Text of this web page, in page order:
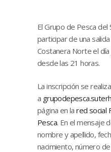
El Grupo de Pesca del
participar de una
Costanera Norte el
desde las 21 horas.
La inscripción se
a
página en lared social
Pesca. En el mensaje
nombre y apellido,
nacimiento, número